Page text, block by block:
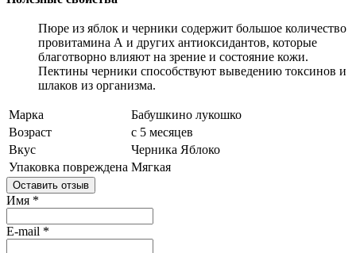
Пюре из яблок и черники содержит большое количество
провитамина А и других антиоксидантов, которые
благотворно влияют на зрение и состояние кожи.
Пектины черники способствуют выведению токсинов и
шлаков из организма.
Марка
Бабушкино лукошко
Возраст
с 5 месяцев
Вкус
Черника Яблоко
Упаковка повреждена Мягкая
Оставить отзыв
Имя *
E-mail *